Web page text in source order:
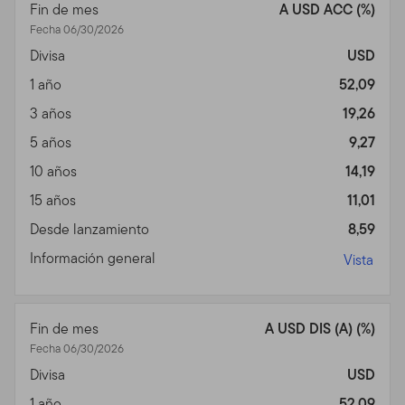
Fin de mes
Fecha 06/30/2026
A USD ACC (%)
Divisa
USD
1 año
52,09
3 años
19,26
5 años
9,27
10 años
14,19
15 años
11,01
Desde lanzamiento
8,59
Información general
Vista
Fin de mes
Fecha 06/30/2026
A USD DIS (A) (%)
Divisa
USD
gerente de banco u otro asesor profesional.
Uso Autorizado, Usuarios y
Acceso a Cuentas en
Línea
uso personal, no comercial, a menos que haya
acordado lo contrario por escrito.
Este Sitio está dirigido a ciertos operadores que tienen
clientes con inversiones en productos de Franklin
Franklin Templeton que residen fuera de los Estados
Unidos. Si usted elige acceder a este Sito de
ubicaciones en los Estados Unidos, lo ha bajo su propia